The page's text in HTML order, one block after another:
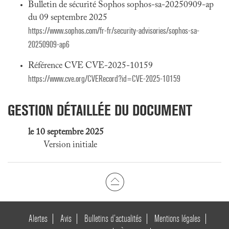
Bulletin de sécurité Sophos sophos-sa-20250909-ap
du 09 septembre 2025
https://www.sophos.com/fr-fr/security-advisories/sophos-sa-
20250909-ap6
Référence CVE CVE-2025-10159
https://www.cve.org/CVERecord?id=CVE-2025-10159
GESTION DÉTAILLÉE DU DOCUMENT
le 10 septembre 2025
Version initiale
Alertes Avis Bulletins d’actualités
Mentions légales